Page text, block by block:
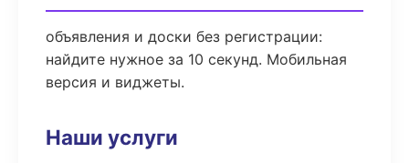
объявления и доски без регистрации:
найдите нужное за 10 секунд. Мобильная
версия и виджеты.
Наши услуги